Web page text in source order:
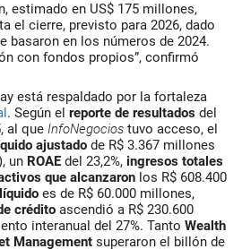
estimado en US$ 175 millones,
el cierre, previsto para 2026, dado
basaron en los números de 2024.
con fondos propios”, confirmó
está respaldado por la fortaleza
. Según el reporte de resultados del
al que InfoNegocios tuvo acceso, el
ajustado de R$ 3.367 millones
un ROAE del 23,2%, ingresos totales
que alcanzaron los R$ 608.400
es de R$ 60.000 millones,
crédito ascendió a R$ 230.600
interanual del 27%. Tanto Wealth
Management superaron el billón de